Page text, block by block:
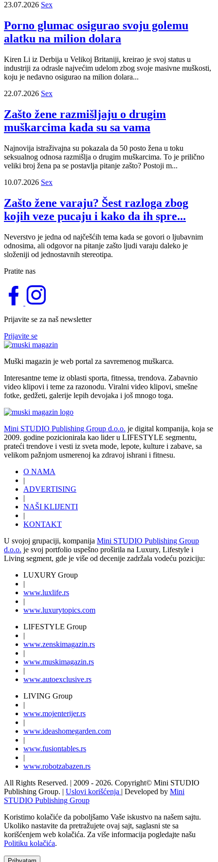
23.07.2026 Sex
Porno glumac osigurao svoju golemu
alatku na milion dolara
Kiren Li iz Derbija u Velikoj Britaniji, kreirao je svoj status u
industriji za odrasle najvećim udelom zbog svoje masivne muškosti,
koju je nedavno osigurao na milion dolara...
22.07.2026 Sex
Zašto žene razmišljaju o drugim
muškarcima kada su sa vama
Najnovija istraživajna su pokazala da 50 posto žena u toku
seksualnog odnosa razmišlja o drugim muškarcima. To je prilično
veliki broj žena pa se postavlja pitanje zašto? Postoji m...
10.07.2026 Sex
Zašto žene varaju? Šest razloga zbog
kojih veze pucaju i kako da ih spre...
Neverstvo je jedna od najčešćih tema kada se govori o ljubavnim
odnosima, ali odgovor na pitanje zašto ljudi varaju daleko je
složeniji od jednostavnih stereotipa.
Pratite nas
Prijavite se za naš newsletter
Prijavite se
Muški magazin je web portal za savremenog muškarca.
Interesantne teme iz oblasti sporta, fitnessa, trendova. Zabavnio
video klipovi i teme za razonodu. Viralni video klipovi, smešne
fotke, gedžeti, galerije lepih devojaka i još mnogo toga.
Mini STUDIO Publishing Group d.o.o. je digital kompanija, koja se
2009. godine pozicionirala kao lider u LIFESTYLE segmentu,
prateći trendove i vesti iz sveta mode, lepote, kulture i zabave, sa
velikom pažnjom usmerenoj ka zdravoj ishrani i fitnesu.
O NAMA
|
ADVERTISING
|
NAŠI KLIJENTI
|
KONTAKT
U svojoj grupaciji, kompanija Mini STUDIO Publishing Group
d.o.o. je svoj portfolio uspešno proširila na Luxury, Lifestyle i
Living segment, gde je više od decenije zadržala vodeću poziciju:
LUXURY Group
|
www.luxlife.rs
|
www.luxurytopics.com
LIFESTYLE Group
|
www.zenskimagazin.rs
|
www.muskimagazin.rs
|
www.autoexclusive.rs
LIVING Group
|
www.mojenterijer.rs
|
www.ideashomegarden.com
|
www.fusiontables.rs
|
www.robotzabazen.rs
All Rights Reserved. | 2009 - 2026. Copyright© Mini STUDIO
Publishing Group. | Uslovi korišćenja | Developed by Mini
STUDIO Publishing Group
Koristimo kolačiće da poboljšamo Vaše iskustvo na našem sajtu.
Ukoliko nastavite da pretražujete ovaj sajt, saglasni ste sa
korišćenjem web kolačića. Za više informacija pogledajte našu
Politiku kolačića.